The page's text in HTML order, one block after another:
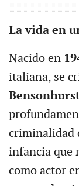
La vida en
Nacido en
italiana, se
criminalidad
infancia que
como actor